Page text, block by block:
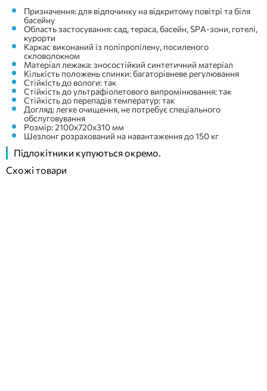
Призначення: для відпочинку на відкритому повітрі та біля
басейну
Область застосування: сад, тераса, басейн, SPA-зони, готелі,
курорти
Каркас виконаний із поліпропілену, посиленого
скловолокном
Матеріал лежака: зносостійкий синтетичний матеріал
Кількість положень спинки: багаторівневе регулювання
Стійкість до вологи: так
Стійкість до ультрафіолетового випромінювання: так
Стійкість до перепадів температур: так
Догляд: легке очищення, не потребує спеціального
обслуговування
Розмір: 2100x720x310 мм
Шезлонг розрахований на навантаження до 150 кг
Підлокітники купуються окремо.
Схожі товари